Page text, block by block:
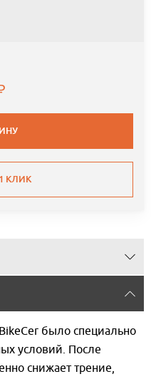
КЛИК
было специально
условий. После
снижает трение,